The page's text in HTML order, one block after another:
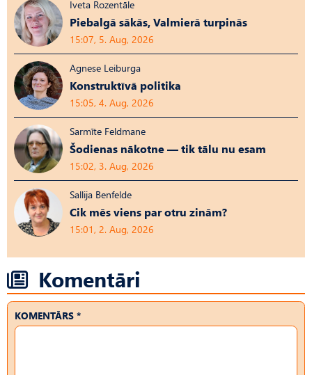
Iveta Rozentāle
Piebalgā sākās, Valmierā turpinās
15:07, 5. Aug, 2026
Agnese Leiburga
Konstruktīvā politika
15:05, 4. Aug, 2026
Sarmīte Feldmane
Šodienas nākotne — tik tālu nu esam
15:02, 3. Aug, 2026
Sallija Benfelde
Cik mēs viens par otru zinām?
15:01, 2. Aug, 2026
Komentāri
KOMENTĀRS *